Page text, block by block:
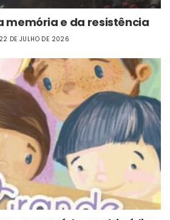
memória e da resistência
22 DE JULHO DE 2026